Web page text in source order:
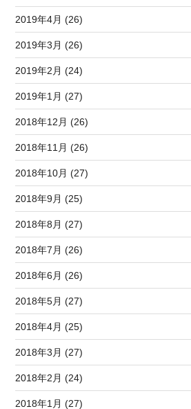
2019年4月 (26)
2019年3月 (26)
2019年2月 (24)
2019年1月 (27)
2018年12月 (26)
2018年11月 (26)
2018年10月 (27)
2018年9月 (25)
2018年8月 (27)
2018年7月 (26)
2018年6月 (26)
2018年5月 (27)
2018年4月 (25)
2018年3月 (27)
2018年2月 (24)
2018年1月 (27)